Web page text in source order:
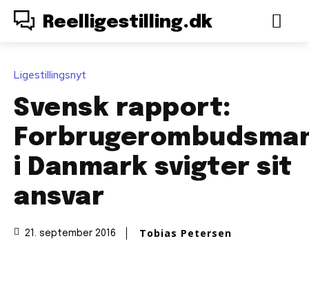
Reelligestilling.dk
Ligestillingsnyt
Svensk rapport:
i Danmark svigter sit
ansvar
21. september 2016 Tobias Petersen